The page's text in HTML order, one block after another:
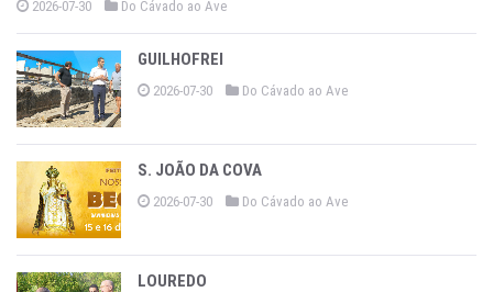
2026-07-30 Do Cávado ao Ave
GUILHOFREI
2026-07-30 Do Cávado ao Ave
S. JOÃO DA COVA
2026-07-30 Do Cávado ao Ave
LOUREDO